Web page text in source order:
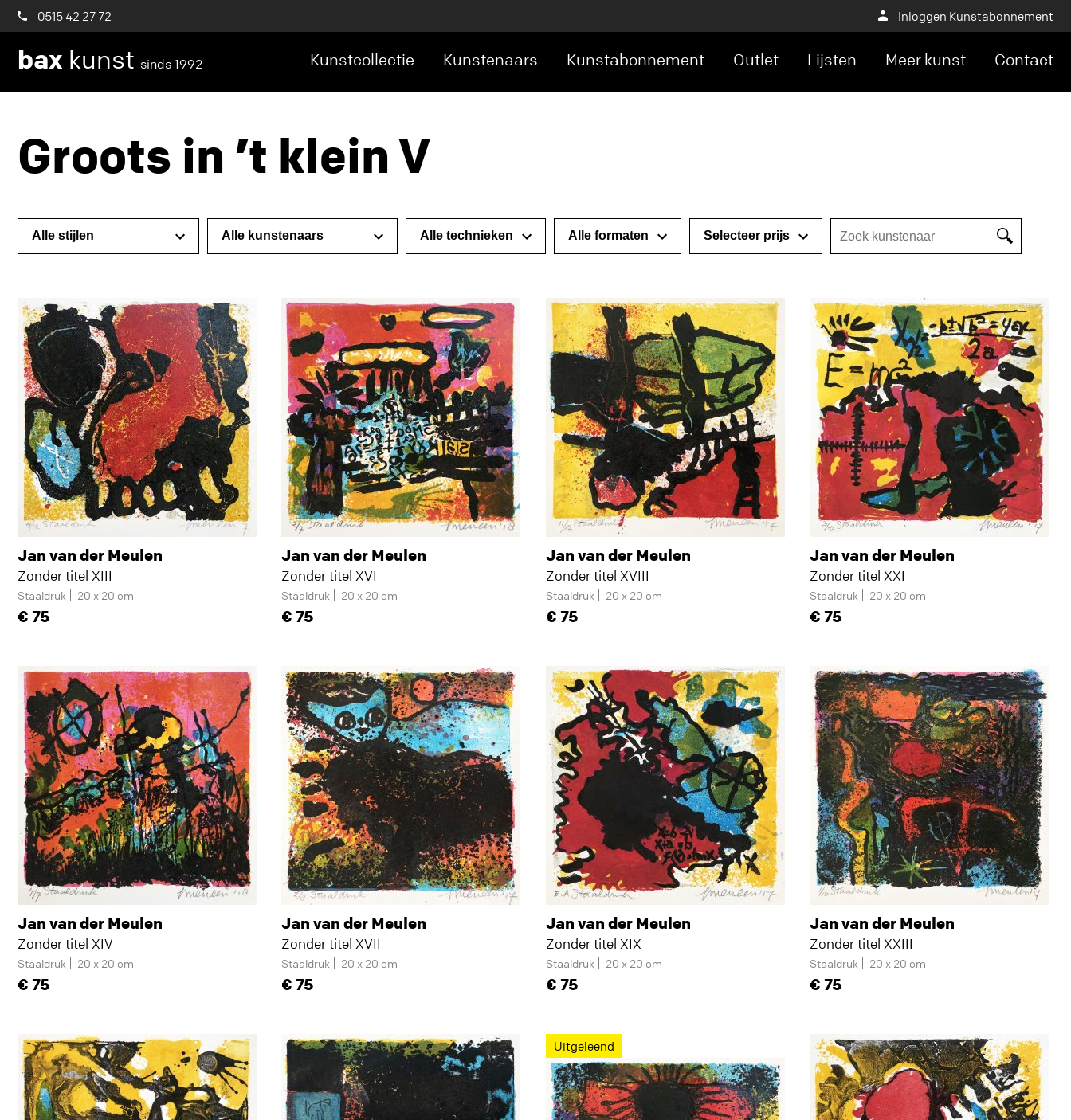
0515 42 27 72 Inloggen Kunstabonnement
bax kunst sinds 1992 Kunstcollectie Kunstenaars Kunstabonnement Outlet Lijsten Meer kunst Contact
Groots in ’t klein V
Selecteer prijs
Jan van der Meulen
Zonder titel XIII
Staaldruk 20 x 20 cm
75
Jan van der Meulen
Zonder titel XIV
Staaldruk 20 x 20 cm
75
Jan van der Meulen
Zonder titel XVI
Staaldruk 20 x 20 cm
75
Jan van der Meulen
Zonder titel XVII
Staaldruk 20 x 20 cm
75
Jan van der Meulen
Zonder titel XVIII
Staaldruk 20 x 20 cm
75
Jan van der Meulen
Zonder titel XIX
Staaldruk 20 x 20 cm
75
Uitgeleend
Jan van der Meulen
Zonder titel XXI
Staaldruk 20 x 20 cm
75
Jan van der Meulen
Zonder titel XXIII
Staaldruk 20 x 20 cm
75